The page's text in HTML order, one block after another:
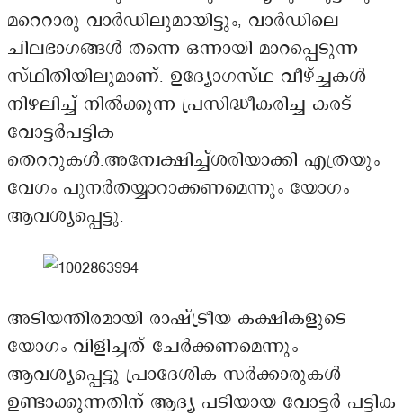
മറെറാരു വാർഡിലുമായിട്ടും, വാർഡിലെ
ചിലഭാഗങ്ങൾ തന്നെ ഒന്നായി മാറപ്പെടുന്ന
സ്ഥിതിയിലുമാണ്. ഉദ്യോഗസ്ഥ വീഴ്ച്ചകൾ
നിഴലിച്ച് നിൽക്കുന്ന പ്രസിദ്ധീകരിച്ച കരട്
വോട്ടർപട്ടിക
തെററുകൾ.അന്വേക്ഷിച്ച്ശരിയാക്കി എത്രയും
വേഗം പുനർതയ്യാറാക്കണമെന്നും യോഗം
ആവശ്യപ്പെട്ടു.
അടിയന്തിരമായി രാഷ്ട്രീയ കക്ഷികളുടെ
യോഗം വിളിച്ചത് ചേർക്കണമെന്നും
ആവശ്യപ്പെട്ടു പ്രാദേശിക സർക്കാരുകൾ
ഉണ്ടാക്കുന്നതിന് ആദ്യ പടിയായ വോട്ടർ പട്ടിക